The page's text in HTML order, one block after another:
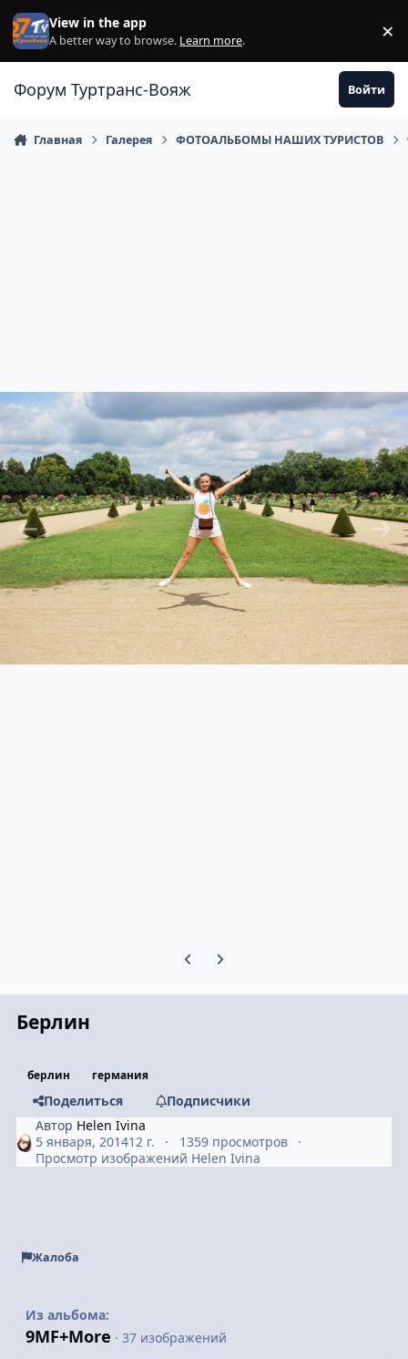
Перейти к содержанию
View in the app
A better way to browse. Learn more. ×
Форум Туртранс-Вояж Войти
Главная Галерея ФОТОАЛЬБОМЫ НАШИХ ТУРИСТОВ
Предыдущий слайд карусели
Следующий слайд карусели
Берлин
берлин германия
Поделиться
Подписчики
Автор Helen Ivina
5 января, 201412 г.
1359 просмотров
Просмотр изображений Helen Ivina
Жалоба
Из альбома:
9MF+More · 37 изображений